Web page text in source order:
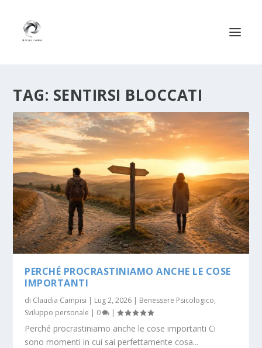
TAG: SENTIRSI BLOCCATI
PERCHÉ PROCRASTINIAMO ANCHE LE COSE
IMPORTANTI
di Claudia Campisi | Lug 2, 2026 | Benessere Psicologico,
Sviluppo personale | 0 |
Perché procrastiniamo anche le cose importanti Ci
sono momenti in cui sai perfettamente cosa...